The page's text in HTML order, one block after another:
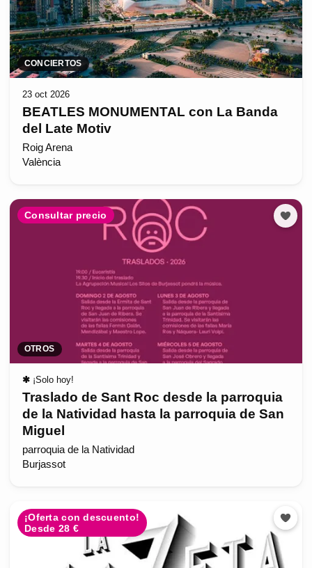
CONCIERTOS
23 oct 2026
BEATLES MONUMENTAL con La Banda
del Late Motiv
Roig Arena
València
Consultar precio
OTROS
✱ ¡Solo hoy!
Traslado de Sant Roc desde la parroquia
de la Natividad hasta la parroquia de San
Miguel
parroquia de la Natividad
Burjassot
¡Oferta con descuento!
Desde 28 €